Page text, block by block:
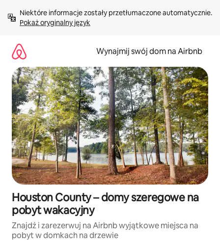
treści Pokaż oryginalny język
Wynajmij swój dom na Airbnb
Houston County – domy szeregowe na
pobyt wakacyjny
Znajdź i zarezerwuj na Airbnb wyjątkowe miejsca na
pobyt w domkach na drzewie